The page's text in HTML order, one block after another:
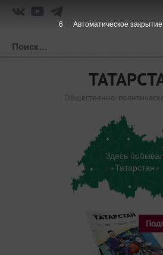
Общественно-
Здесь побывал
«Татарстан»
5 Автоматическое